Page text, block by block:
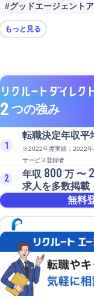
#グッドエージェント
もっと見る
2 つの強み
1
転職決定年収平
※2022年度実績：2022年
サービス登録者
2 年収 800 万 〜
求人を多数掲載
無料